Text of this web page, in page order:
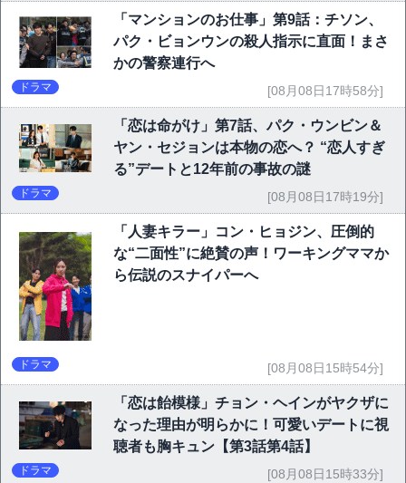
「マンションのお仕事」第9話：チソン、
パク・ビョンウンの殺人指示に直面！まさ
かの警察連行へ
ドラマ [08月08日17時58分]
「恋は命がけ」第7話、パク・ウンビン＆
ヤン・セジョンは本物の恋へ？ “恋人すぎ
る”デートと12年前の事故の謎
ドラマ [08月08日17時19分]
「人妻キラー」コン・ヒョジン、圧倒的
な“二面性”に絶賛の声！ワーキングママか
ら伝説のスナイパーへ
ドラマ [08月08日15時54分]
「恋は飴模様」チョン・ヘインがヤクザに
なった理由が明らかに！可愛いデートに視
聴者も胸キュン【第3話第4話】
ドラマ [08月08日15時33分]